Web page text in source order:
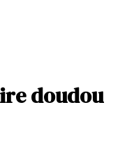
doudou